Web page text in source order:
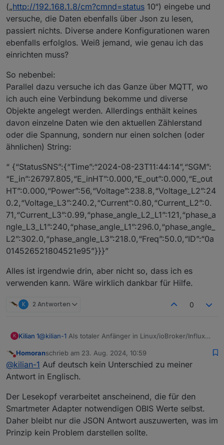
(„http://192.168.1.8/cm?cmnd=status 10“) eingebe und
versuche, die Daten ebenfalls über Json zu lesen,
passiert nichts. Diverse andere Konfigurationen waren
ebenfalls erfolglos. Weiß jemand, wie genau ich das
einrichten muss?
So nebenbei:
Parallel dazu versuche ich das Ganze über MQTT, wo
ich auch eine Verbindung bekomme und diverse
Objekte angelegt werden. Allerdings enthält keines
davon einzelne Daten wie den aktuellen Zählerstand
oder die Spannung, sondern nur einen solchen (oder
ähnlichen) String:
“ {“StatusSNS”:{“Time”:“2024-08-23T11:44:14”,“SGM”:
“E_in”:26797.805,“E_inHT”:0.000,“E_out”:0.000,“E_out
HT”:0.000,“Power”:56,“Voltage”:238.8,“Voltage_L2”:24
0.2,“Voltage_L3”:240.2,“Current”:0.80,“Current_L2”:0.
71,“Current_L3”:0.99,“phase_angle_L2_L1”:121,“phase_a
ngle_L3_L1”:240,“phase_angle_L1”:296.0,“phase_angle_
L2”:302.0,“phase_angle_L3”:218.0,“Freq”:50.0,“ID”:“0a
014526521804521e95”}}}”
Alles ist irgendwie drin, aber nicht so, dass ich es
verwenden kann. Wäre wirklich dankbar für Hilfe.
K 2 Antworten 0
K Kilian 1@kilian-1 Als totaler Anfänger in Linux/ioBroker/Influx
Laufen.
Ich habe einen „bitshake“ Wlan-smartmeter reader an
meinem „efr SGM-C4-1A600l“ Stromzähler. Die
Datenübertragung zum „Trucki-Stick“ (ein Wifi-Dongle,
der unseren Wechselrichter steuert und die Daten über
Json-Keys (StatusSNS,SGM,Power) sammelt)
funktioniert einwandfrei. Und ich erhalte auch Daten
von dort in ioBroker.
Wenn ich aber im Smartmeter-Adapter die gleiche URL
http://192.168.1.8/cm?cmnd=status
versuche, die Daten ebenfalls über Json zu lesen,
passiert nichts. Diverse andere Konfigurationen waren
ebenfalls erfolglos. Weiß jemand, wie genau ich das
einrichten muss?
So nebenbei:
Parallel dazu versuche ich das Ganze über MQTT, wo
ich auch eine Verbindung bekomme und diverse
Objekte angelegt werden. Allerdings enthält keines
davon einzelne Daten wie den aktuellen Zählerstand
“ {“StatusSNS”:{“Time”:“2024-08-23T11:44:14”,“SGM”:
“E_in”:26797.805,“E_inHT”:0.000,“E_out”:0.000,“E_outH
T”:0.000,“Power”:56,“Voltage”:238.8,“Voltage_L2”:240.
Alles ist irgendwie drin, aber nicht so, dass ich es
Nicht stören
Homoranschrieb am 23. Aug. 2024, 10:59
zuletzt editiert von
@kilian-1 Auf deutsch kein Unterschied zu meiner
Antwort in Englisch.
Der Lesekopf verarbeitet anscheinend, die für den
Smartmeter Adapter notwendigen OBIS Werte selbst.
Daher bleibt nur die JSON Antwort auszuwerten, was im
Prinzip kein Problem darstellen sollte.